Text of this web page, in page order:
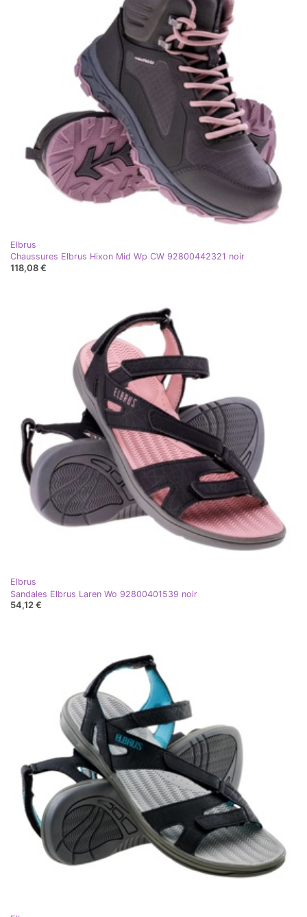
Elbrus
Chaussures Elbrus Hixon Mid Wp CW 92800442321 noir
118,08 €
Elbrus
Sandales Elbrus Laren Wo 92800401539 noir
54,12 €